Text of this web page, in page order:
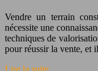
Vendre un terrain
nécessite une
techniques de
pour réussir la vente,
Lire la suite